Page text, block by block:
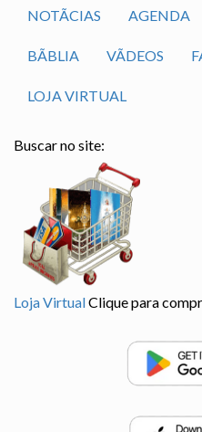
NOTÃ­CIAS AGENDA
BÃ­BLIA VÃ­DEOS
LOJA VIRTUAL
Buscar no site:
Loja VirtualClique para